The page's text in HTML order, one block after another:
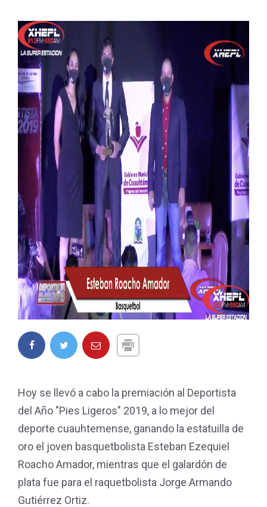
Hoy se llevó a cabo la premiación al Deportista
del Año "Pies Ligeros" 2019, a lo mejor del
deporte cuauhtemense, ganando la estatuilla de
oro el joven basquetbolista Esteban Ezequiel
Roacho Amador, mientras que el galardón de
plata fue para el raquetbolista Jorge Armando
Gutiérrez Ortiz.